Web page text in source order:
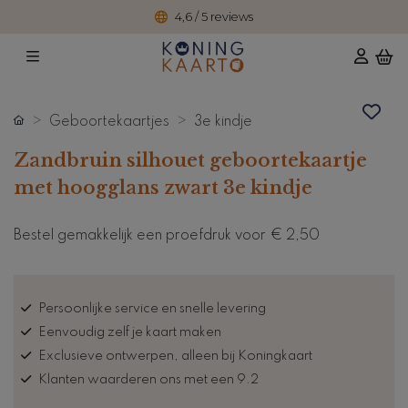
4,6 / 5 reviews
Geboortekaartjes 3e kindje
Zandbruin silhouet geboortekaartje
met hoogglans zwart 3e kindje
Bestel gemakkelijk een proefdruk voor € 2,50
Persoonlijke service en snelle levering
Eenvoudig zelf je kaart maken
Exclusieve ontwerpen, alleen bij Koningkaart
Klanten waarderen ons met een 9.2